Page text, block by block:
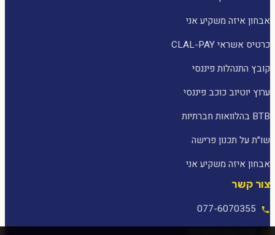
אבחון איזה משקיע אני
כרטיס אשראי CLAL-PAY
קובץ התנהלות פיננסי
ערוץ יוטיוב כוכב פיננסי
BTB בהלוואות חברתיות
שו״ת על תכנון פרישה
אבחון איזה משקיע אני
צור קשר
077-6070355